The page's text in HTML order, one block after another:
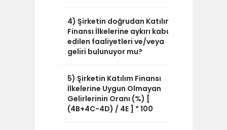
4) Şirketin doğrudan Katılım
Finansı İlkelerine aykırı kabul
edilen faaliyetleri ve/veya
geliri bulunuyor mu?
5) Şirketin Katılım Finansı
İlkelerine Uygun Olmayan
Gelirlerinin Oranı (%) [
(4B+4C-4D) / 4E ] * 100